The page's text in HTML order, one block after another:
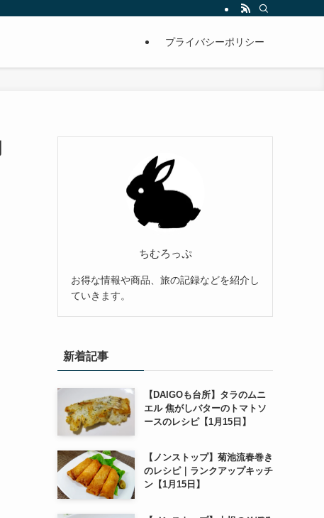
プライバシーポリシー
ちむろっぷ
お得な情報や商品、旅の記録などを紹介し
ていきます。
新着記事
【DAIGOも台所】タラのムニ
エル 焦がしバターのトマトソ
ースのレシピ【1月15日】
【ノンストップ】菊池流春巻き
のレシピ｜ランクアップキッチ
ン【1月15日】